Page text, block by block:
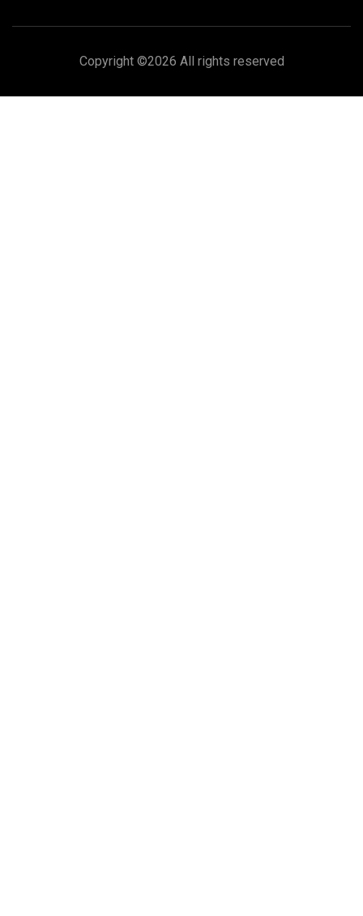
Copyright ©2026 All rights reserved